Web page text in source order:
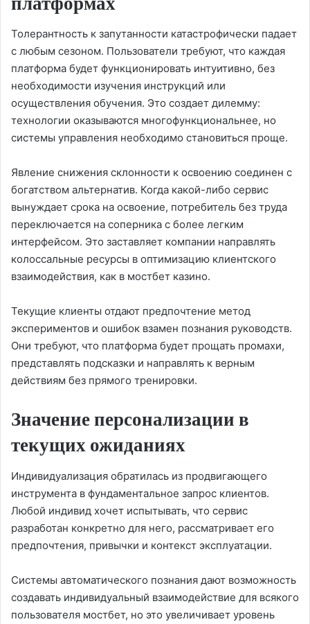
Толерантность к запутанности катастрофически падает
с любым сезоном. Пользователи требуют, что каждая
платформа будет функционировать интуитивно, без
необходимости изучения инструкций или
осуществления обучения. Это создает дилемму:
технологии оказываются многофункциональнее, но
системы управления необходимо становиться проще.
Явление снижения склонности к освоению соединен с
богатством альтернатив. Когда какой-либо сервис
вынуждает срока на освоение, потребитель без труда
переключается на соперника с более легким
интерфейсом. Это заставляет компании направлять
колоссальные ресурсы в оптимизацию клиентского
взаимодействия, как в мостбет казино.
Текущие клиенты отдают предпочтение метод
экспериментов и ошибок взамен познания руководств.
Они требуют, что платформа будет прощать промахи,
представлять подсказки и направлять к верным
действиям без прямого тренировки.
Значение персонализации в
текущих ожиданиях
Индивидуализация обратилась из продвигающего
инструмента в фундаментальное запрос клиентов.
Любой индивид хочет испытывать, что сервис
разработан конкретно для него, рассматривает его
предпочтения, привычки и контекст эксплуатации.
Системы автоматического познания дают возможность
создавать индивидуальный взаимодействие для всякого
пользователя мостбет, но это увеличивает уровень